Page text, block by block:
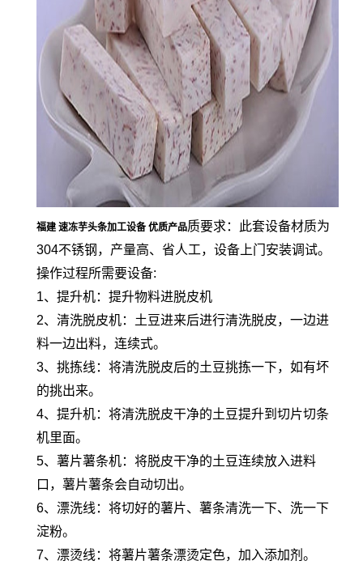
福建 速冻芋头条加工设备 优质产品质要求：此套设备材质为
304不锈钢，产量高、省人工，设备上门安装调试。
操作过程所需要设备:
1、提升机：提升物料进脱皮机
2、清洗脱皮机：土豆进来后进行清洗脱皮，一边进
料一边出料，连续式。
3、挑拣线：将清洗脱皮后的土豆挑拣一下，如有坏
的挑出来。
4、提升机：将清洗脱皮干净的土豆提升到切片切条
机里面。
5、薯片薯条机：将脱皮干净的土豆连续放入进料
口，薯片薯条会自动切出。
6、漂洗线：将切好的薯片、薯条清洗一下、洗一下
淀粉。
7、漂烫线：将薯片薯条漂烫定色，加入添加剂。